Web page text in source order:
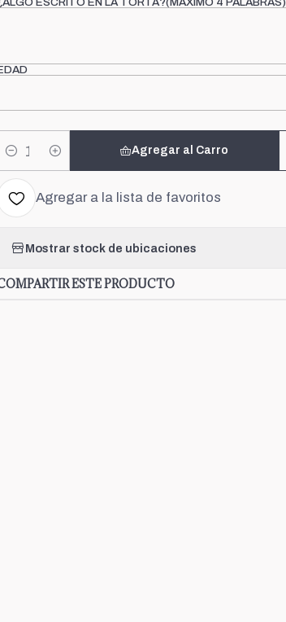
Cantidad
Agregar al Carro
Agregar a la lista de favoritos
Mostrar stock de ubicaciones
ESTE PRODUCTO